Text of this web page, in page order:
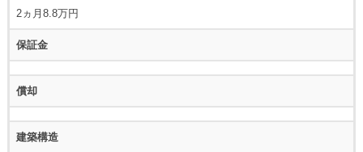
2ヵ月8.8万円
保証金
償却
建築構造